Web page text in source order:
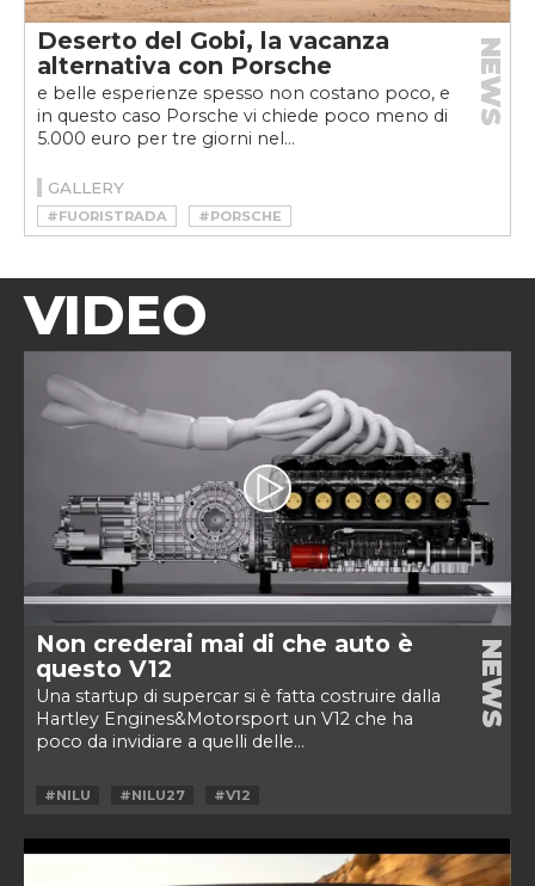
Deserto del Gobi, la vacanza
alternativa con Porsche
e belle esperienze spesso non costano poco, e
in questo caso Porsche vi chiede poco meno di
5.000 euro per tre giorni nel...
NEWS
GALLERY
#FUORISTRADA #PORSCHE
VIDEO
Non crederai mai di che auto è
questo V12
Una startup di supercar si è fatta costruire dalla
Hartley Engines&Motorsport un V12 che ha
poco da invidiare a quelli delle...
NEWS
#NILU #NILU27 #V12